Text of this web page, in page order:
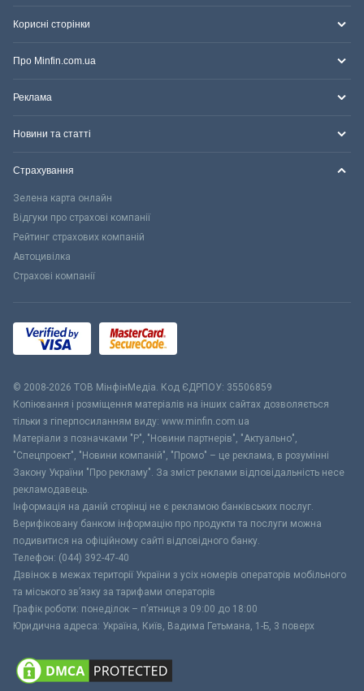
Корисні сторінки
Про Minfin.com.ua
Реклама
Новини та статті
Страхування
Зелена карта онлайн
Відгуки про страхові компанії
Рейтинг страхових компаній
Автоцивілка
Страхові компанії
© 2008-2026 ТОВ МiнфiнМедiа. Код ЄДРПОУ: 35506859
Копіювання і розміщення матеріалів на інших сайтах дозволяється
тільки з гіперпосиланням виду: www.minfin.com.ua
Матеріали з позначками "Р", "Новини партнерів", "Актуально",
"Спецпроект", "Новини компаній", "Промо" – це реклама, в розумінні
Закону України "Про рекламу". За зміст реклами відповідальність несе
рекламодавець.
Інформація на даній сторінці не є рекламою банківських послуг.
Верифіковану банком інформацію про продукти та послуги можна
подивитися на офіційному сайті відповідного банку.
Телефон: (044) 392-47-40
Дзвінок в межах території України з усіх номерів операторів мобільного
та міського зв’язку за тарифами операторів
Графік роботи: понеділок – п’ятниця з 09:00 до 18:00
Юридична адреса: Україна, Київ, Вадима Гетьмана, 1-Б, 3 поверх